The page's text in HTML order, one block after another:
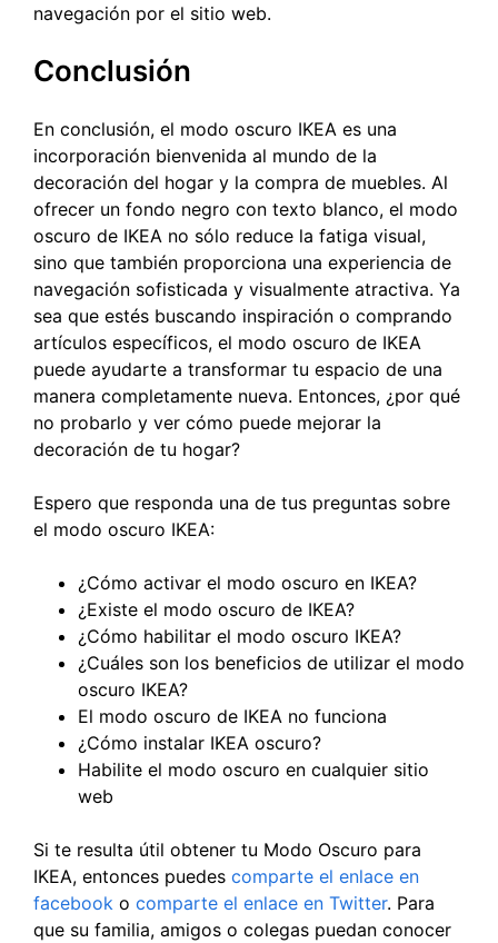
navegación por el sitio web.
Conclusión
En conclusión, el modo oscuro IKEA es una
incorporación bienvenida al mundo de la
decoración del hogar y la compra de muebles. Al
ofrecer un fondo negro con texto blanco, el modo
oscuro de IKEA no sólo reduce la fatiga visual,
sino que también proporciona una experiencia de
navegación sofisticada y visualmente atractiva. Ya
sea que estés buscando inspiración o comprando
artículos específicos, el modo oscuro de IKEA
puede ayudarte a transformar tu espacio de una
manera completamente nueva. Entonces, ¿por qué
no probarlo y ver cómo puede mejorar la
decoración de tu hogar?
Espero que responda una de tus preguntas sobre
el modo oscuro IKEA:
¿Cómo activar el modo oscuro en IKEA?
¿Existe el modo oscuro de IKEA?
¿Cómo habilitar el modo oscuro IKEA?
¿Cuáles son los beneficios de utilizar el modo
oscuro IKEA?
El modo oscuro de IKEA no funciona
¿Cómo instalar IKEA oscuro?
Habilite el modo oscuro en cualquier sitio
web
Si te resulta útil obtener tu Modo Oscuro para
IKEA, entonces puedes comparte el enlace en
facebook o comparte el enlace en Twitter. Para
que su familia, amigos o colegas puedan conocer